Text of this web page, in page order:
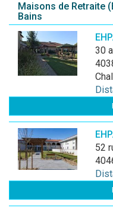
Maisons de Retraite
Bains
30
52